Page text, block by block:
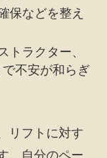
保などを整え
トラクター、
不安が和らぎ
リフトに対す